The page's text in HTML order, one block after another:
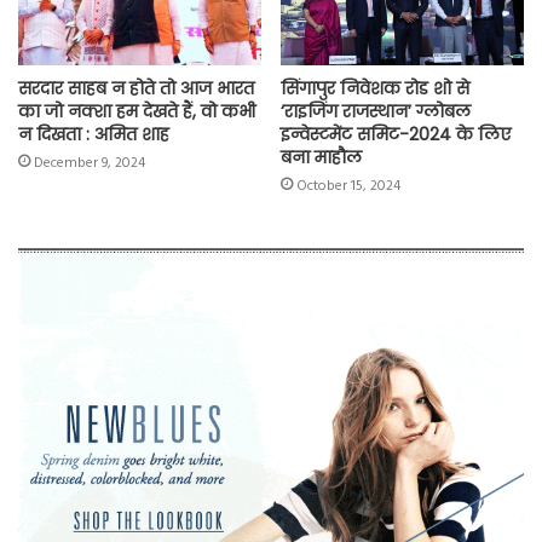
सरदार साहब न होते तो आज भारत
का जो नक्शा हम देखते हैं, वो कभी
न दिखता : अमित शाह
December 9, 2024
सिंगापुर निवेशक रोड शो से
‘राइजिंग राजस्थान’ ग्लोबल
इन्वेस्टमेंट समिट-2024 के लिए
बना माहौल
October 15, 2024